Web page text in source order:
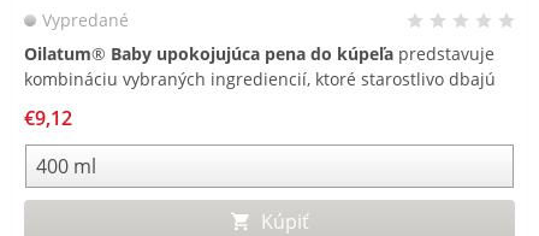
Vypredané
Oilatum® Baby upokojujúca pena do kúpeľa predstavuje
kombináciu vybraných ingrediencií, ktoré starostlivo dbajú
pokožke pocit hydratácie, hladkosti a hebkosti.
€9,12
Kúpiť